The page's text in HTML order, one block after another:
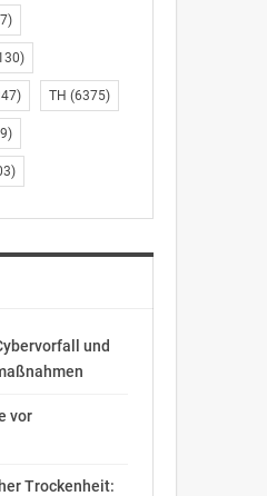
TH (6375)
und
vor
Trockenheit: